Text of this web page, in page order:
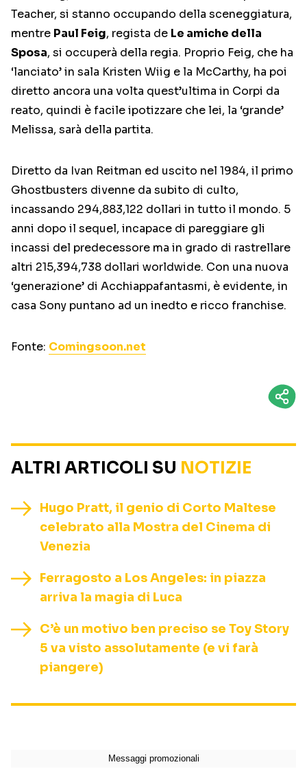
Teacher, si stanno occupando della sceneggiatura,
mentre Paul Feig, regista de Le amiche della
Sposa, si occuperà della regia. Proprio Feig, che ha
‘lanciato’ in sala Kristen Wiig e la McCarthy, ha poi
diretto ancora una volta quest’ultima in Corpi da
reato, quindi è facile ipotizzare che lei, la ‘grande’
Melissa, sarà della partita.
Diretto da Ivan Reitman ed uscito nel 1984, il primo
Ghostbusters divenne da subito di culto,
incassando 294,883,122 dollari in tutto il mondo. 5
anni dopo il sequel, incapace di pareggiare gli
incassi del predecessore ma in grado di rastrellare
altri 215,394,738 dollari worldwide. Con una nuova
‘generazione’ di Acchiappafantasmi, è evidente, in
casa Sony puntano ad un inedto e ricco franchise.
Fonte: Comingsoon.net
ALTRI ARTICOLI SU NOTIZIE
Hugo Pratt, il genio di Corto Maltese
celebrato alla Mostra del Cinema di
Venezia
Ferragosto a Los Angeles: in piazza
arriva la magia di Luca
C’è un motivo ben preciso se Toy Story
5 va visto assolutamente (e vi farà
piangere)